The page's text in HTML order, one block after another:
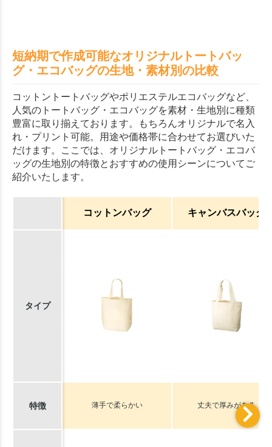
短納期で作成可能なオリジナルトートバッ
グ・エコバッグの生地・素材別の比較
コットントートバッグやポリエステルエコバッグなど、
人気のトートバッグ・エコバッグを素材・生地別に種類
豊富に取り揃えております。もちろんオリジナルで名入
れ・プリント可能。用途や価格帯に合わせてお選びいた
だけます。ここでは、オリジナルトートバッグ・エコバ
ッグの生地別の特徴とおすすめの使用シーンについてご
紹介いたします。
タイプ
特徴
コットンバッグ キャンバスバッグ
薄手で柔らかい 丈夫で厚みがある